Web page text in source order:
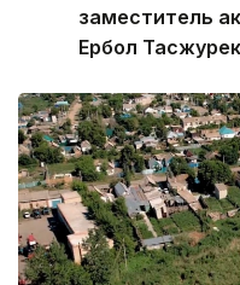
заместитель
Ербол